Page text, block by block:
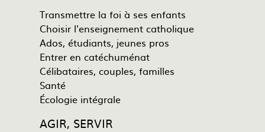
Transmettre la foi à ses enfants
Choisir l'enseignement catholique
Ados, étudiants, jeunes pros
Entrer en catéchuménat
Célibataires, couples, familles
Santé
Écologie intégrale
AGIR, SERVIR